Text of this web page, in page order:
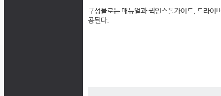
구성물로는 매뉴얼과 퀵인스톨가이드, 드라
공된다.